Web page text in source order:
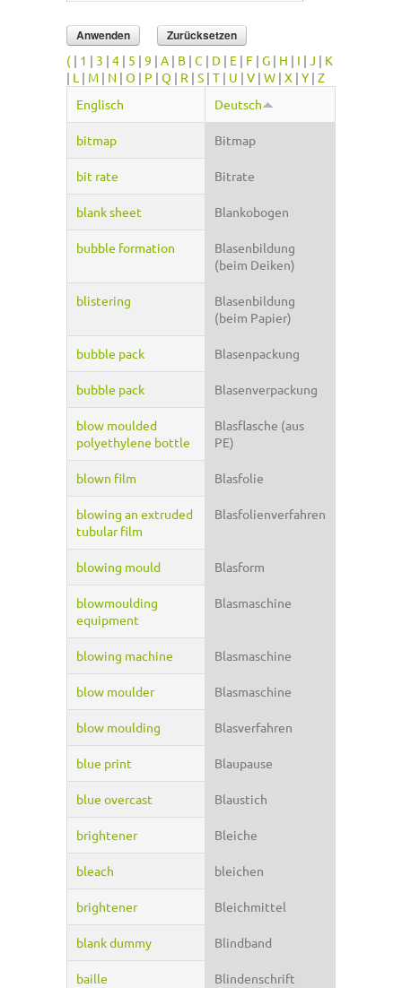
( | 1 | 3 | 4 | 5 | 9 | A | B | C | D | E | F | G | H | I | J | K
| L | M | N | O | P | Q | R | S | T | U | V | W | X | Y | Z
Englisch
Deutsch
bitmap Bitmap
bit rate Bitrate
blank sheet Blankobogen
bubble formation
Blasenbildung
(beim Deiken)
blistering
Blasenbildung
(beim Papier)
bubble pack Blasenpackung
bubble pack Blasenverpackung
blow moulded
polyethylene bottle
Blasflasche (aus
PE)
blown film Blasfolie
blowing an extruded
tubular film
Blasfolienverfahren
blowing mould Blasform
blowmoulding
equipment
Blasmaschine
blowing machine Blasmaschine
blow moulder Blasmaschine
blow moulding Blasverfahren
blue print Blaupause
blue overcast Blaustich
brightener Bleiche
bleach bleichen
brightener Bleichmittel
blank dummy Blindband
baille Blindenschrift